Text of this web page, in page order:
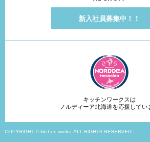
新入社員募集中！！
キッチンワークスは
ノルディーア北海道を応援してい
COPYRIGHT © kitchen works. ALL RIGHTS RESERVED.